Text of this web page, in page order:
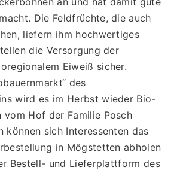
Die Feldfrüchte, die auch
liefern ihm hochwertiges
die Versorgung der
Eiweiß sicher.
des
wird es im Herbst wieder Bio-
vom Hof der Familie Posch
können sich Interessenten das
in Mögstetten abholen
Bestell- und Lieferplattform des